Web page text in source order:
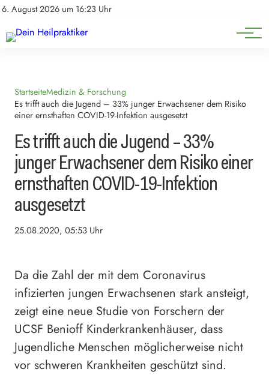
6. August 2026 um 16:23 Uhr
Impressum
Natürliche Medizin
Heilpflanzen & Kräuterkunde
StartseiteMedizin & Forschung
Es trifft auch die Jugend – 33% junger Erwachsener dem Risiko
einer ernsthaften COVID-19-Infektion ausgesetzt
Es trifft auch die Jugend – 33%
junger Erwachsener dem Risiko einer
ernsthaften COVID-19-Infektion
ausgesetzt
25.08.2020, 05:53 Uhr
Da die Zahl der mit dem Coronavirus
infizierten jungen Erwachsenen stark ansteigt,
zeigt eine neue Studie von Forschern der
UCSF Benioff Kinderkrankenhäuser, dass
Jugendliche Menschen möglicherweise nicht
vor schweren Krankheiten geschützt sind.